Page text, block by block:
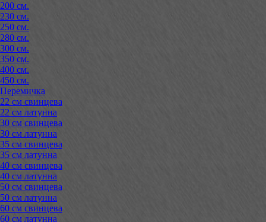
200 см.
230 см.
250 см.
280 см.
300 см.
350 см.
400 см.
450 см.
Перемичка
22 см свинцева
22 см латунна
30 см свинцева
30 см латунна
35 см свинцева
35 см латунна
40 см свинцева
40 см латунна
50 см свинцева
50 см латунна
60 см свинцева
60 см латунна